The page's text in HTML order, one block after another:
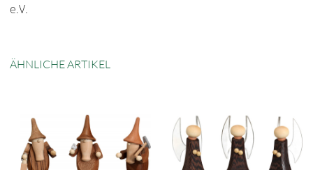
e.V.
ÄHNLICHE ARTIKEL